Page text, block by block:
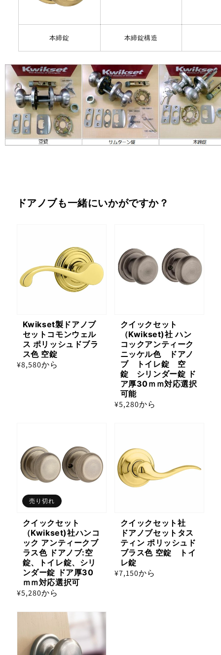
本締錠 本締錠構造
ドアノブも一緒にいかがですか？
Kwikset製ドアノブ
セットコモンウェル
ス ポリッシュドブラ
ス色 空錠
通
¥8,580から
クイックセット
（Kwikset)社 ハン
コックアンティーク
ニッケル色 ドアノ
ブ トイレ錠 空
錠 シリンダー錠 ド
ア厚30ｍｍ対応選択
可能
通
¥5,280から
売り切れ
クイックセット
（Kwikset)社ハンコ
ック アンティークブ
ラス色 ドアノブ:空
錠、トイレ錠、シリ
ンダー錠 ドア厚30
ｍｍ対応選択可
通
¥5,280から
クイックセット社
ドアノブセットタス
ティン ポリッシュド
ブラス色 空錠 トイ
レ錠
通
¥7,150から